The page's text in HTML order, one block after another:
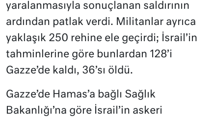
yaralanmasıyla sonuçlanan saldırının
ardından patlak verdi. Militanlar ayrıca
yaklaşık 250 rehine ele geçirdi; İsrail’in
tahminlerine göre bunlardan 128’i
Gazze’de kaldı, 36’sı öldü.
Gazze’de Hamas’a bağlı Sağlık
Bakanlığı’na göre İsrail’in askeri